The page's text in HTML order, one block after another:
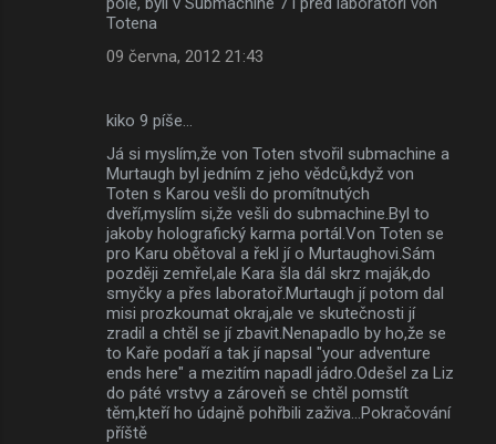
Totena
09 června, 2012 21:43
kiko 9 píše…
Já si myslím,že von Toten stvořil submachine a
Murtaugh byl jedním z jeho vědců,když von
Toten s Karou vešli do promítnutých
dveří,myslím si,že vešli do submachine.Byl to
jakoby holografický karma portál.Von Toten se
pro Karu obětoval a řekl jí o Murtaughovi.Sám
později zemřel,ale Kara šla dál skrz maják,do
smyčky a přes laboratoř.Murtaugh jí potom dal
misi prozkoumat okraj,ale ve skutečnosti jí
zradil a chtěl se jí zbavit.Nenapadlo by ho,že se
to Kaře podaří a tak jí napsal "your adventure
ends here" a mezitím napadl jádro.Odešel za Liz
do páté vrstvy a zároveň se chtěl pomstít
těm,kteří ho údajně pohřbili zaživa...Pokračování
příště